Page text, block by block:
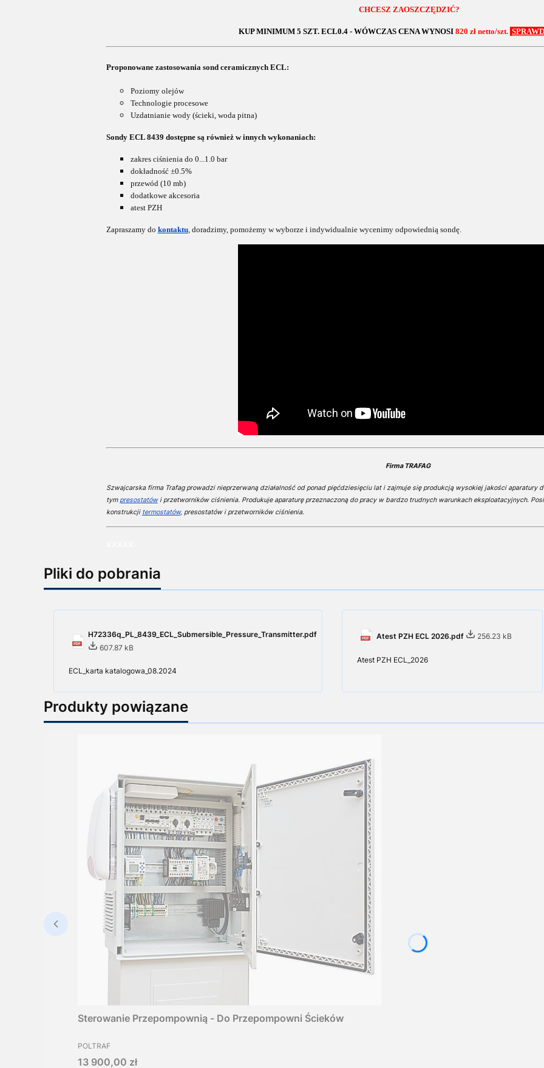
CHCESZ ZAOSZCZĘDZIĆ?
KUP MINIMUM 5 SZT. ECL0.4 - WÓWCZAS CENA WYNOSI 820 zł netto/szt.
Proponowane zastosowania sond ceramicznych ECL:
Poziomy olejów
Technologie procesowe
Uzdatnianie wody (ścieki, woda pitna)
Sondy ECL 8439 dostępne są również w innych wykonaniach:
zakres ciśnienia do 0...1.0 bar
dokładność ±0.5%
przewód (10 mb)
dodatkowe akcesoria
atest PZH
Zapraszamy do kontaktu, doradzimy, pomożemy w wyborze i indywidualnie wycenimy odpowiednią sondę.
Firma TRAFAG
Szwajcarska firma Trafag prowadzi nieprzerwaną działalność od ponad pięćdziesięciu lat i zajmuje się produkcją wysokiej jakości aparatury
tym presostatówi przetworników ciśnienia. Produkuje aparaturę przeznaczoną do pracy w bardzo trudnych warunkach eksploatacyjnych.
konstrukcji termostatów, presostatów i przetworników ciśnienia.
Pliki do pobrania
H72336q_PL_8439_ECL_Submersible_Pressure_Transmitter.pdf
607.87 kB
ECL_karta katalogowa_08.2024
Atest PZH ECL 2026.pdf 256.23 kB
Atest PZH ECL_2026
Produkty powiązane
Sterowanie Przepompownią - Do Przepompowni Ścieków
PRODUCENT
POLTRAF
Cena
13 900,00 zł